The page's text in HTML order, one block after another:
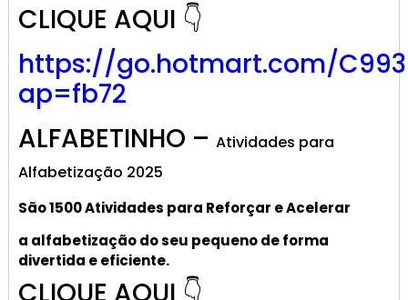
CLIQUE AQUI 👇
https://go.hotmart.com/
ap=fb72
ALFABETINHO – Atividades para
Alfabetização 2025
São 1500 Atividades para Reforçar e Acelerar
a alfabetizaçãodo seu pequeno de forma
divertida e eficiente.